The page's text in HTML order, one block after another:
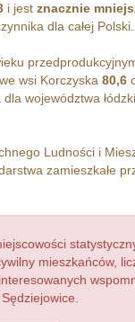
i jest znacznie
dla całej Polski.
wsi Korczyska 80,6
dla województwa
Ludności i
zamieszkałe
mieszkańców,